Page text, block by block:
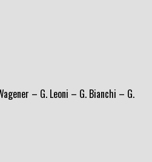
– G. Leoni – G. Bianchi – G.